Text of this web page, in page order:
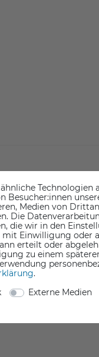
Technologien
Besucher:innen
Medien von
Die
die wir in den
Einwilligung oder
erteilt oder
zu einem
.
Externe Medien